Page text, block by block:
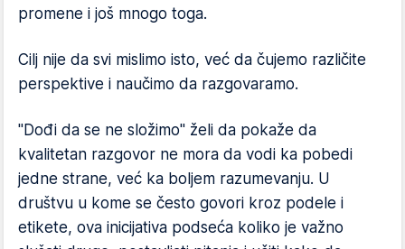
promene i još mnogo toga.
Cilj nije da svi mislimo isto, već da čujemo različite
perspektive i naučimo da razgovaramo.
"Dođi da se ne složimo" želi da pokaže da
kvalitetan razgovor ne mora da vodi ka pobedi
jedne strane, već ka boljem razumevanju. U
društvu u kome se često govori kroz podele i
etikete, ova inicijativa podseća koliko je važno